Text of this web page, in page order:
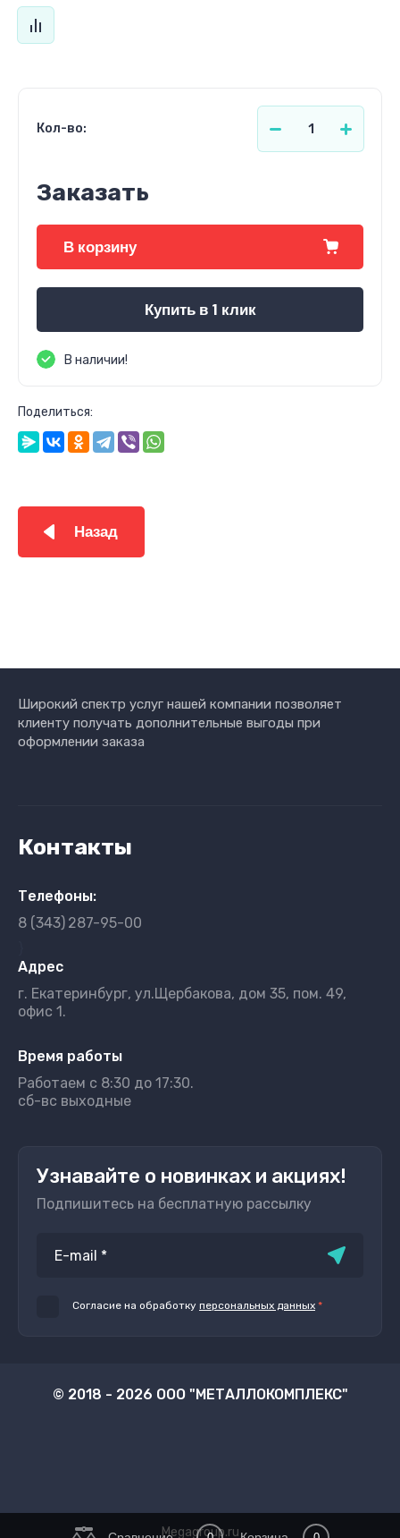
Кол-во:
Заказать
В корзину
Купить в 1 клик
В наличии!
Поделиться:
Назад
Широкий спектр услуг нашей компании позволяет
клиенту получать дополнительные выгоды при
оформлении заказа
Контакты
Телефоны:
8 (343) 287-95-00
Адрес
г. Екатеринбург, ул.Щербакова, дом 35, пом. 49,
офис 1.
Время работы
Работаем с 8:30 до 17:30.
сб-вс выходные
Узнавайте о новинках и акциях!
Подпишитесь на бесплатную рассылку
Согласие на обработку персональных данных *
© 2018 - 2026 ООО "МЕТАЛЛОКОМПЛЕКС"
Megagroup.ru